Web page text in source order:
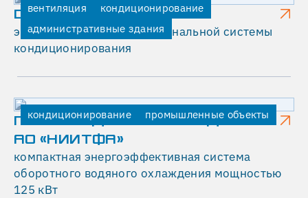
вентиляция
кондиционирование
административные здания
DIGITAL OCTOBER
экспресс-монтаж мультизональной системы
кондиционирования
кондиционирование промышленные объекты
ПРОИЗВОДСТВЕННОЕ ЗДАНИЕ
АО «НИИТФА»
компактная энергоэффективная система
оборотного водяного охлаждения мощностью
125 кВт